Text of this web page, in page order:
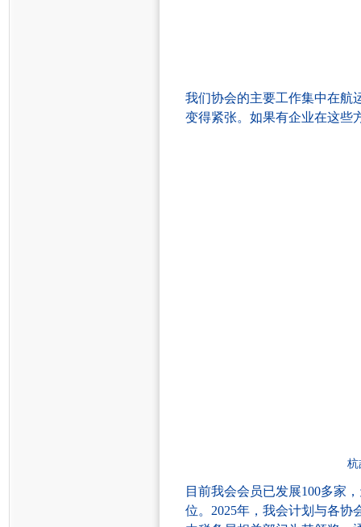
我们协会的主要工作集中在航
变得紧张。如果有企业在这些
杭
目前我会会员已发展100多家
位。 2025年 ，我会计划与各协